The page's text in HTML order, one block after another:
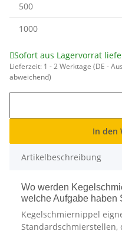
500
1000
Sofort aus Lagervorrat
Lieferzeit: 1 - 2 Werktage (DE -
abweichend)
In den
Artikelbeschreibung
Wo werden
welche Aufgabe haben
Kegelschmiernippel